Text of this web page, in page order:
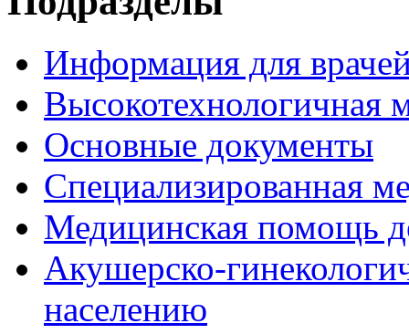
Информация для
Высокотехнологичная
Основные документы
Специализированная
Медицинская помощь
Акушерско-
населению